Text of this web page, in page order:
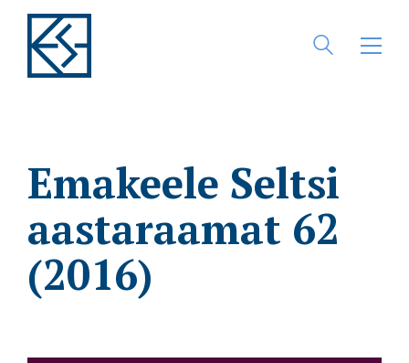
Emakeele Seltsi
aastaraamat 62
(2016)